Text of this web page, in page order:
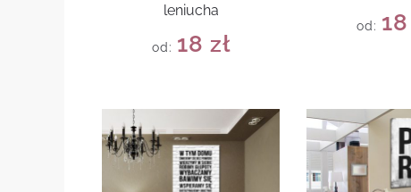
leniucha
od: 18 zł
od: 18